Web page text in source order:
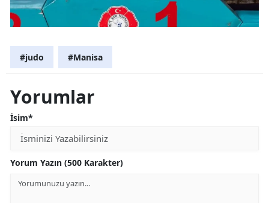
#judo #Manisa
Yorumlar
İsim*
Yorum Yazın (500 Karakter)